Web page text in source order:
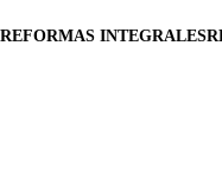
REFORMAS INTEGRALES